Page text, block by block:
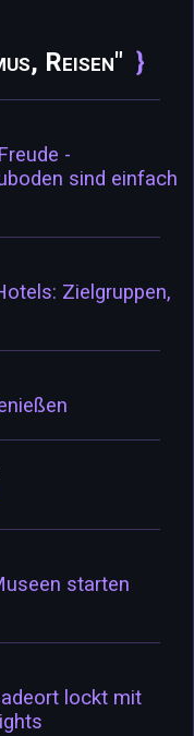
Reisen"
-
sind einfach
Zielgruppen,
starten
lockt mit